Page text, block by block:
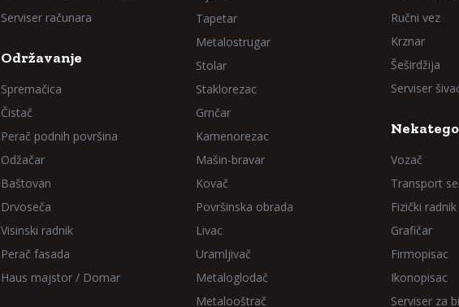
Serviser računara
Održavanje
Spremačica
Čistač
Perač podnih površina
Odžačar
Baštovan
Drvoseča
Visinski radnik
Perač fasada
Haus majstor / Domar
Tapetar
Metalostrugar
Stolar
Staklorezac
Grnčar
Kamenorezac
Mašin-bravar
Kovač
Površinska obrada
Livac
Uramljivač
Metaloglodač
Metalooštrač
Ručni vez
Krznar
Šeširdžija
Serviser
Vozač
Transport
Fizički radnik
Grafičar
Firmopisac
Ikonopisac
Serviser za